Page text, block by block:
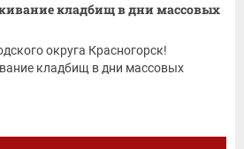
кладбищ в дни массовых
округа Красногорск!
кладбищ в дни массовых